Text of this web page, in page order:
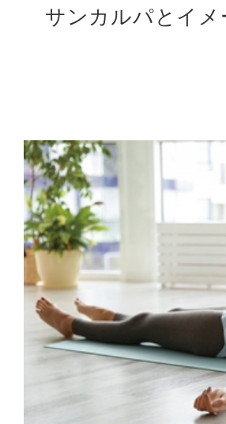
サンカルパとイメ